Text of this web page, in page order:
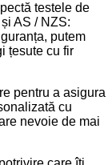
testele de
AS / NZS:
putem
țesute cu fir
pentru a asigura
cu
nevoie de mai